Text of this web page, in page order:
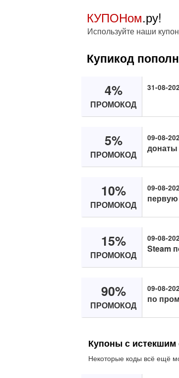
КУПОНом.ру!
Используйте наши
Купикод
4%
ПРОМОКОД
31-08-
5%
ПРОМОКОД
09-08-
10%
ПРОМОКОД
09-08-
первую
15%
ПРОМОКОД
09-08-
Steam
90%
ПРОМОКОД
09-08-
по
Купоны с истекшим
Некоторые коды всё ещё